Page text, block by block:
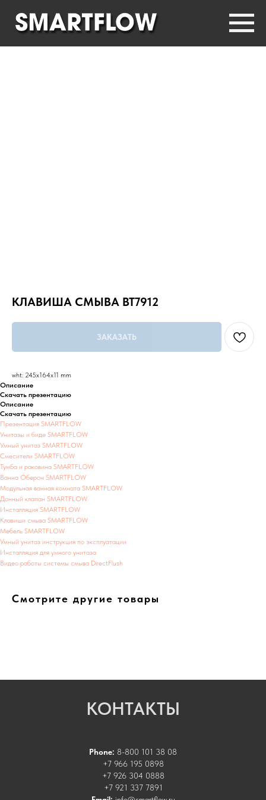
КЛАВИША СМЫВА BT7912
ЗАКАЗАТЬ
wht: 245x164x11 mm
Описание
Скачать презентацию
Описание
Скачать презентацию
Презентация SMARTFLOW
Унитазы и биде SMARTFLOW
Умный унитаз SMARTFLOW
Смесители SMARTFLOW
Тумба и раковина SMARTFLOW
Ванна Оберон SMARTFLOW
Модульная ванная комната SMARTFLOW
Донный клапан SMARTFLOW
Инсталляция SMARTFLOW
Клавиши смыва SMARTFLOW
Мебель SMARTFLOW
Умный унитаз инструкция по эксплуатации
Инсталляция для умного унитаза
Видео работы системы смыва DirectFlush
Смотрите другие товары
КОНТАКТЫ
Phone: 8-800 101 38 08
+7 966 195 0898
+7 926 304 0888
+7 921 337 7891